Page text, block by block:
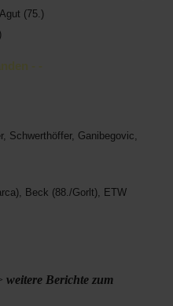
(75.)
- -
Schwerthöffer, Ganibegovic,
Beck (88./Gorlt), ETW
weitere Berichte zum